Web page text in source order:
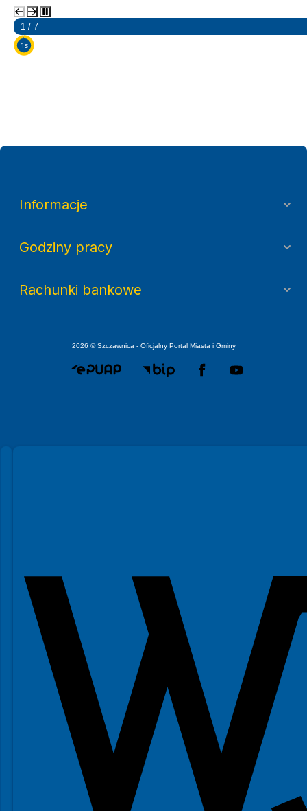
2 / 7
5s
Informacje
Godziny pracy
Rachunki bankowe
2026 © Szczawnica - Oficjalny Portal Miasta i Gminy